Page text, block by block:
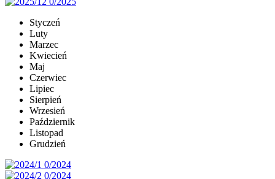
Styczeń
Luty
Marzec
Kwiecień
Maj
Czerwiec
Lipiec
Sierpień
Wrzesień
Październik
Listopad
Grudzień